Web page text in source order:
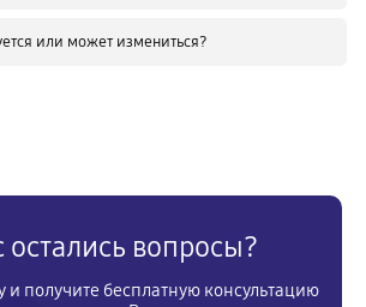
или может измениться?
остались вопросы?
и получите бесплатную консультацию